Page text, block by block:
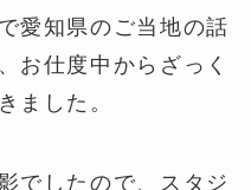
愛知県のご当地の話
お仕度中からざっく
ました。
でしたので、スタジ